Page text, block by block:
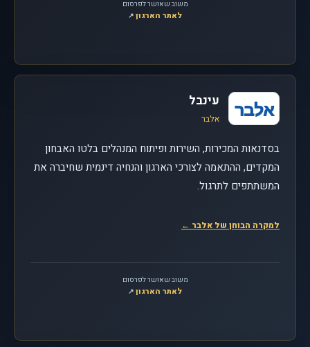
משוב שאושר לפרסום
לאתר הארגון ↗
אלבר
עינבל
אלבר
בסדנאות המכירות, השירות ופיתוח המנהלים בלטו האבחון
המקדים, ההתאמה לצורכי הארגון והנחיה דינמית שחיברה את
המשתתפים לתרגול.
למקרה הבוחן של אלבר ←
משוב שאושר לפרסום
לאתר הארגון ↗